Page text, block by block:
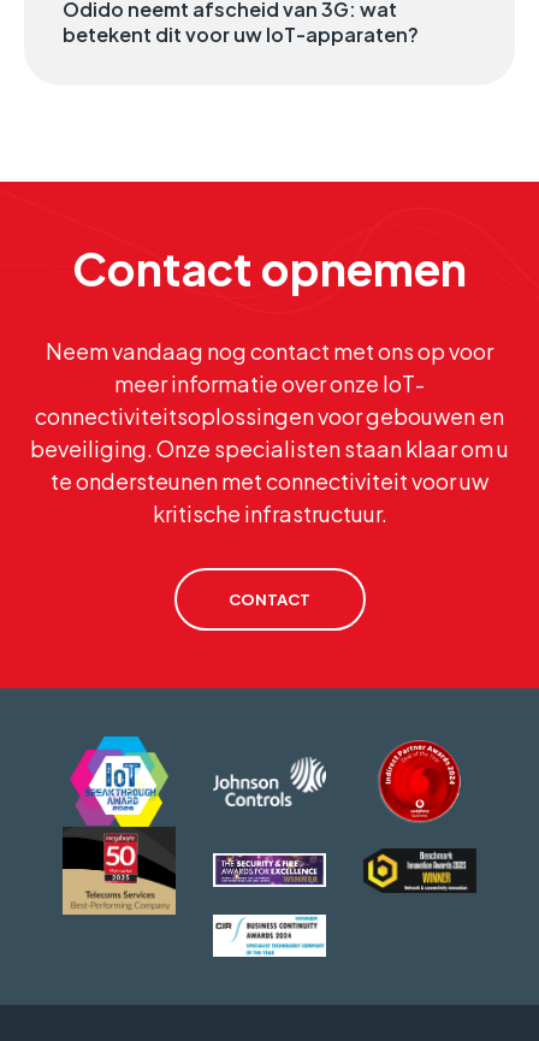
Odido neemt afscheid van 3G: wat
betekent dit voor uw IoT-apparaten?
Contact opnemen
Neem vandaag nog contact met ons op voor
meer informatie over onze IoT-
connectiviteitsoplossingen voor gebouwen en
beveiliging. Onze specialisten staan klaar om u
te ondersteunen met connectiviteit voor uw
kritische infrastructuur.
CONTACT